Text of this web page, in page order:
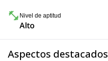
Nivel de aptitud
Alto
Aspectos destacados